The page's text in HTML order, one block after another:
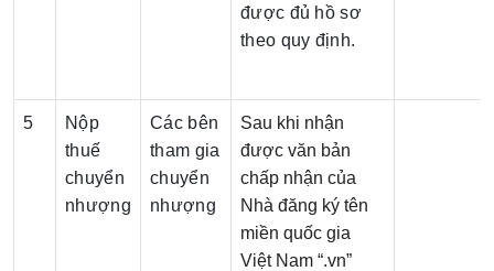
được đủ hồ sơ
theo quy định.
5
Nộp
thuế
chuyển
nhượng
Các bên
tham gia
chuyển
nhượng
Sau khi nhận
được văn bản
chấp nhận của
Nhà đăng ký tên
miền quốc gia
Việt Nam “.vn”